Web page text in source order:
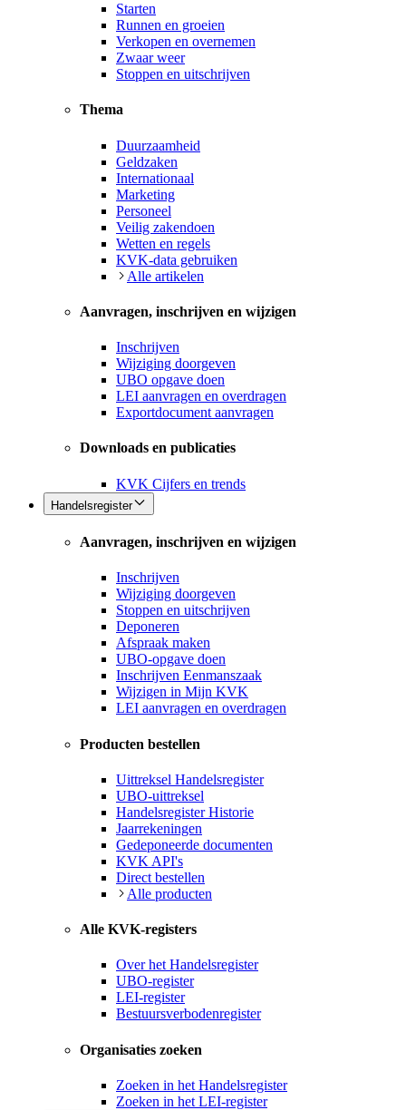
Starten
Runnen en groeien
Verkopen en overnemen
Zwaar weer
Stoppen en uitschrijven
Thema
Duurzaamheid
Geldzaken
Internationaal
Marketing
Personeel
Veilig zakendoen
Wetten en regels
KVK-data gebruiken
Alle artikelen
Aanvragen, inschrijven en wijzigen
Inschrijven
Wijziging doorgeven
UBO opgave doen
LEI aanvragen en overdragen
Exportdocument aanvragen
Downloads en publicaties
KVK Cijfers en trends
Handelsregister
Aanvragen, inschrijven en wijzigen
Inschrijven
Wijziging doorgeven
Stoppen en uitschrijven
Deponeren
Afspraak maken
UBO-opgave doen
Inschrijven Eenmanszaak
Wijzigen in Mijn KVK
LEI aanvragen en overdragen
Producten bestellen
Uittreksel Handelsregister
UBO-uittreksel
Handelsregister Historie
Jaarrekeningen
Gedeponeerde documenten
KVK API's
Direct bestellen
Alle producten
Alle KVK-registers
Over het Handelsregister
UBO-register
LEI-register
Bestuursverbodenregister
Organisaties zoeken
Zoeken in het Handelsregister
Zoeken in het LEI-register